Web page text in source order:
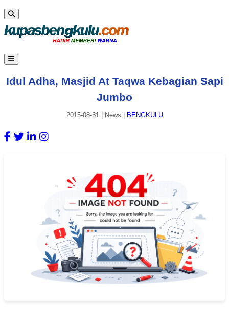
Idul Adha, Masjid At Taqwa Kebagian Sapi
Jumbo
2015-08-31| News BENGKULU